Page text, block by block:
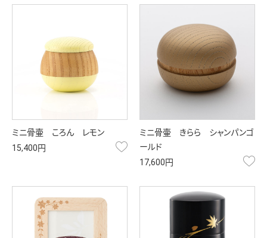
ミニ骨壷 ころん レモン
15,400円
お気に入り
ミニ骨壷 きらら シャンパンゴ
ールド
17,600円